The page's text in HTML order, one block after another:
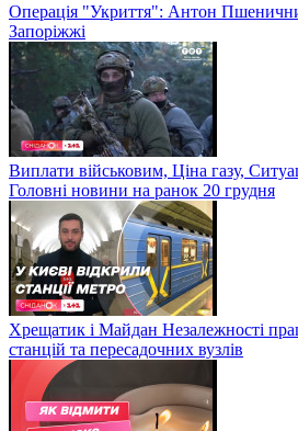
Операція "Укриття": Антон
Запоріжжі
Виплати військовим, Ціна газу,
Головні новини на ранок 20 грудня
Хрещатик і Майдан Незалежності
станцій та пересадочних вузлів